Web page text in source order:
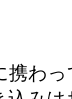
携わっ